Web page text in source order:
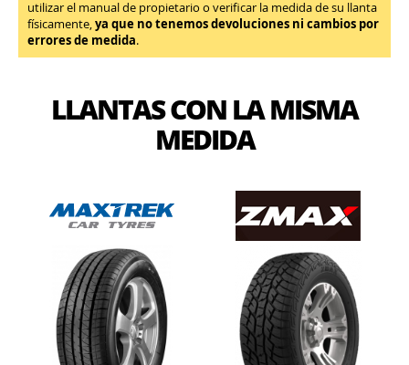
utilizar el manual de propietario o verificar la medida de su llanta
físicamente,ya que no tenemos devoluciones ni cambios por
errores de medida.
LLANTAS CON LA MISMA
MEDIDA